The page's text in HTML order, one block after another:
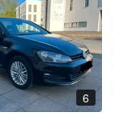
6